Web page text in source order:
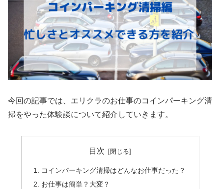
今回の記事では、エリクラのお仕事のコインパーキング清
掃をやった体験談について紹介していきます。
目次
コインパーキング清掃はどんなお仕事だった？
お仕事は簡単？大変？